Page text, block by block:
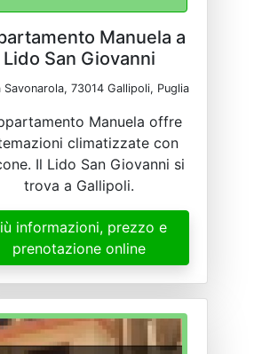
Manuela a
Lido San Giovanni
Savonarola, 73014 Gallipoli, Puglia
Manuela offre
climatizzate con
Il Lido San Giovanni si
trova a Gallipoli.
informazioni, prezzo e
prenotazione online